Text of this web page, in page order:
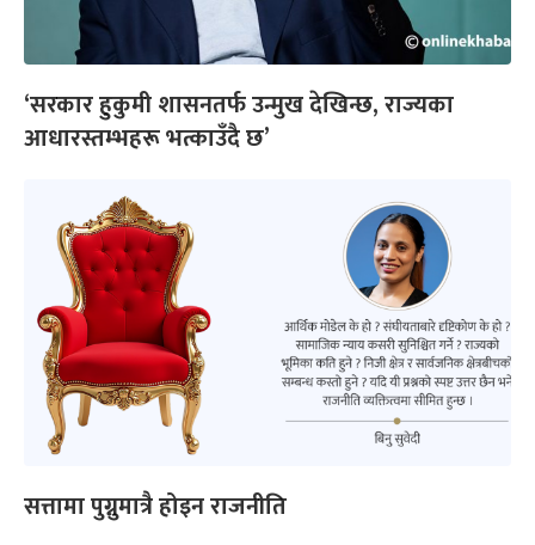
‘सरकार हुकुमी शासनतर्फ उन्मुख देखिन्छ, राज्यका
आधारस्तम्भहरू भत्काउँदै छ’
सत्तामा पुग्नुमात्रै होइन राजनीति